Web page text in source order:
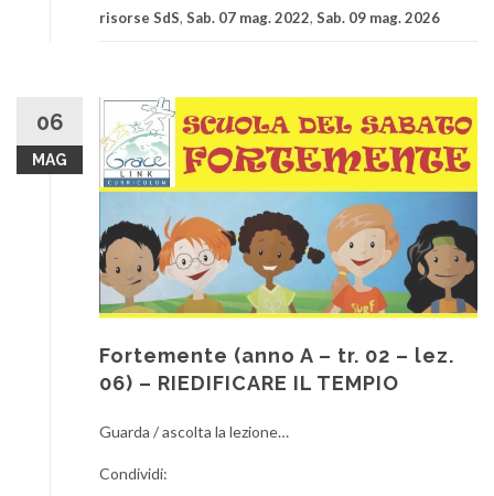
risorse SdS, Sab. 07 mag. 2022, Sab. 09 mag. 2026
06
MAG
Fortemente (anno A – tr. 02 – lez.
06) – RIEDIFICARE IL TEMPIO
Guarda / ascolta la lezione…
Condividi: